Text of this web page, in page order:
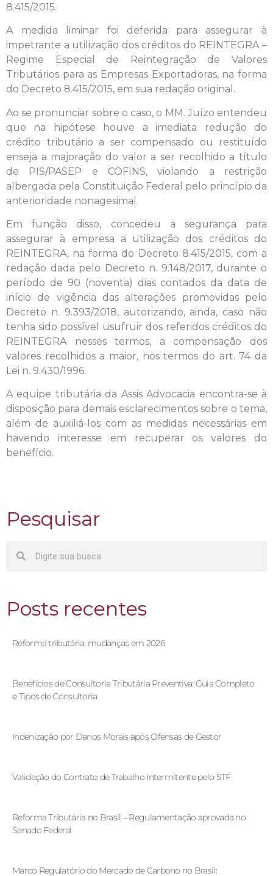
8.415/2015.
A medida liminar foi deferida para assegurar à
impetrante a utilização dos créditos do REINTEGRA –
Regime Especial de Reintegração de Valores
Tributários para as Empresas Exportadoras, na forma
do Decreto 8.415/2015, em sua redação original.
Ao se pronunciar sobre o caso, o MM. Juízo entendeu
que na hipótese houve a imediata redução do
crédito tributário a ser compensado ou restituído
enseja a majoração do valor a ser recolhido a título
de PIS/PASEP e COFINS, violando a restrição
albergada pela Constituição Federal pelo princípio da
anterioridade nonagesimal.
Em função disso, concedeu a segurança para
assegurar à empresa a utilização dos créditos do
REINTEGRA, na forma do Decreto 8.415/2015, com a
redação dada pelo Decreto n. 9.148/2017, durante o
período de 90 (noventa) dias contados da data de
início de vigência das alterações promovidas pelo
Decreto n. 9.393/2018, autorizando, ainda, caso não
tenha sido possível usufruir dos referidos créditos do
REINTEGRA nesses termos, a compensação dos
valores recolhidos a maior, nos termos do art. 74 da
Lei n. 9.430/1996.
A equipe tributária da Assis Advocacia encontra-se à
disposição para demais esclarecimentos sobre o tema,
além de auxiliá-los com as medidas necessárias em
havendo interesse em recuperar os valores do
benefício.
Pesquisar
Posts recentes
Reforma tributária: mudanças em 2026
Benefícios de Consultoria Tributária Preventiva: Guia Completo
e Tipos de Consultoria
Indenização por Danos Morais após Ofensas de Gestor
Validação do Contrato de Trabalho Intermitente pelo STF
Reforma Tributária no Brasil – Regulamentação aprovada no
Senado Federal
Marco Regulatório do Mercado de Carbono no Brasil: